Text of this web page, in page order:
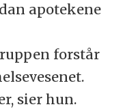
apotekene
forstår
sier hun.